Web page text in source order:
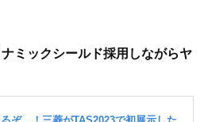
ナミックシールド採用しながらヤ